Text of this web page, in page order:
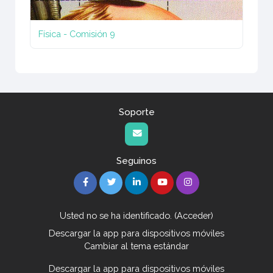
Física - Comisión 9
Soporte
Seguinos
Usted no se ha identificado. (Acceder)
Descargar la app para dispositivos móviles
Cambiar al tema estándar
Descargar la app para dispositivos móviles